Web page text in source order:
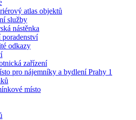
atlas objektů
služby
nástěnka
poradenství
odkazy
zařízení
pro nájemníky a bydlení Prahy 1
místo